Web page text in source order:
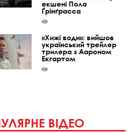
екшені Пола
Ґрінґрасса
«Хижі води»: вийшов
український трейлер
трилера з Аароном
Екгартом
ВІДЕО